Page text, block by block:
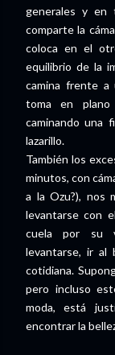
generales y en
comparte la
coloca en el
equilibrio de la
camina frente a
toma en
caminando una
lazarillo.
También los
minutos, con
a la Ozu?), nos
levantarse con
cuela por su
levantarse, ir al
cotidiana.
pero incluso
moda, está
encontrar la